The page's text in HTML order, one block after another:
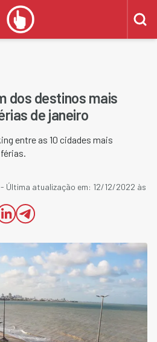
dos destinos mais
de janeiro
entre as 10 cidades mais
- Última atualização em: 12/12/2022 às